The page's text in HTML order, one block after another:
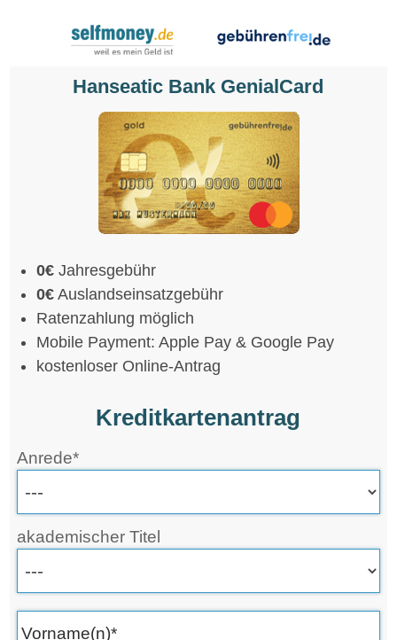
Hanseatic Bank GenialCard
0€Jahresgebühr
0€Auslandseinsatzgebühr
Ratenzahlung möglich
Mobile Payment: Apple Pay & Google Pay
kostenloser Online-Antrag
Kreditkartenantrag
Anrede*
akademischer Titel